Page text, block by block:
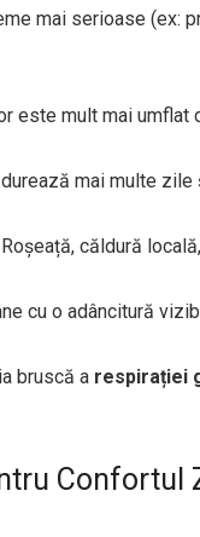
mai serioase (ex:
este mult mai umflat
mai multe
Roșeață, căldură
cu o adâncitură
bruscă a respirației
Confortul